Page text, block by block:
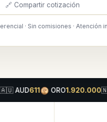
🔗 Compartir cotización
· Sin comisiones · Atención
611 ORO1.920.000🇳🇴